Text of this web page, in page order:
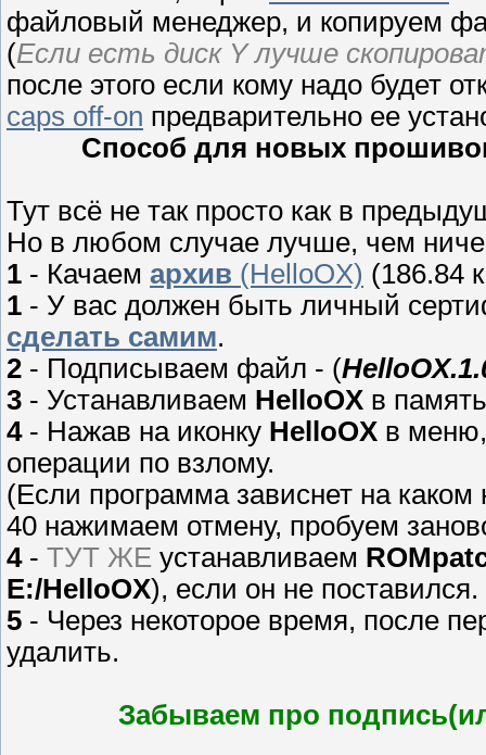
файловый менеджер, и копируем
(Если есть диск Y лучше
после этого если кому надо будет
caps off-on предварительно ее
Способ для новых
Тут всё не так просто как в
Но в любом случае лучше, чем
1 - Качаем архив (HelloOX) (186.84
1 - У вас должен быть личный
сделать самим.
2 - Подписываем файл - (
3 - Устанавливаем HelloOX в
4- Нажав на иконку HelloOX в
операции по взлому.
(Если программа зависнет на
40 нажимаем отмену, пробуем
4- ТУТ ЖЕ устанавливаем
E:/HelloOX), если он не поставился.
5 - Через некоторое время, после
удалить.
Забываем про